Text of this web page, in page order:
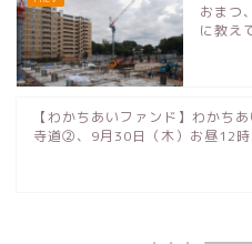
おまつ
に教え
【わかちあいファンド】わかち
寺道②、9月30日（木）お昼12